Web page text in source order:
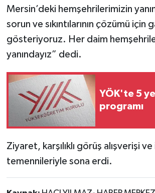
Mersin’deki hemşehrilerimizin
sorun ve sıkıntılarının çözümü için
gösteriyoruz. Her daim
yanındayız” dedi.
YÖK'te 5
programı
Ziyaret, karşılıklı görüş alışverişi
temennileriyle sona erdi.